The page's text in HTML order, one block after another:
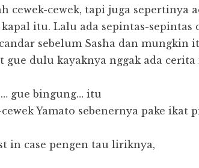
cewek-cewek, tapi juga sepertinya
itu. Lalu ada sepintas-
sebelum Sasha dan mungkin
gue dulu kayaknya nggak ada cerita
gue bingung… itu
cewek Yamato sebenernya pake ikat
in case pengen tau liriknya,